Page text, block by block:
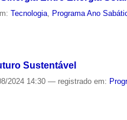
Tecnologia Programa Ano
Sustentável
2024 14:30— registrado em: